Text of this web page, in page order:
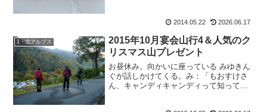
うで読んでいない本。それらはとっくに
処分しています。が。それで...
2014.05.22 2026.06.17
1・北アルプス
2015年10月宴会山行4＆人気のク
リスマス山プレゼント
お昼休み。向かいに座っている みゆきん
ぐが話しかけてくる。み：「もおすけさ
ん、キャンディキャンディって知ってま